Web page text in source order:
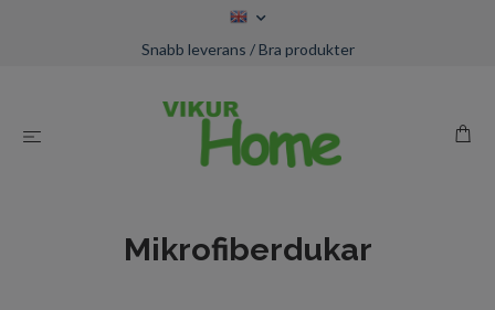
Snabb leverans / Bra produkter
Mikrofiberdukar